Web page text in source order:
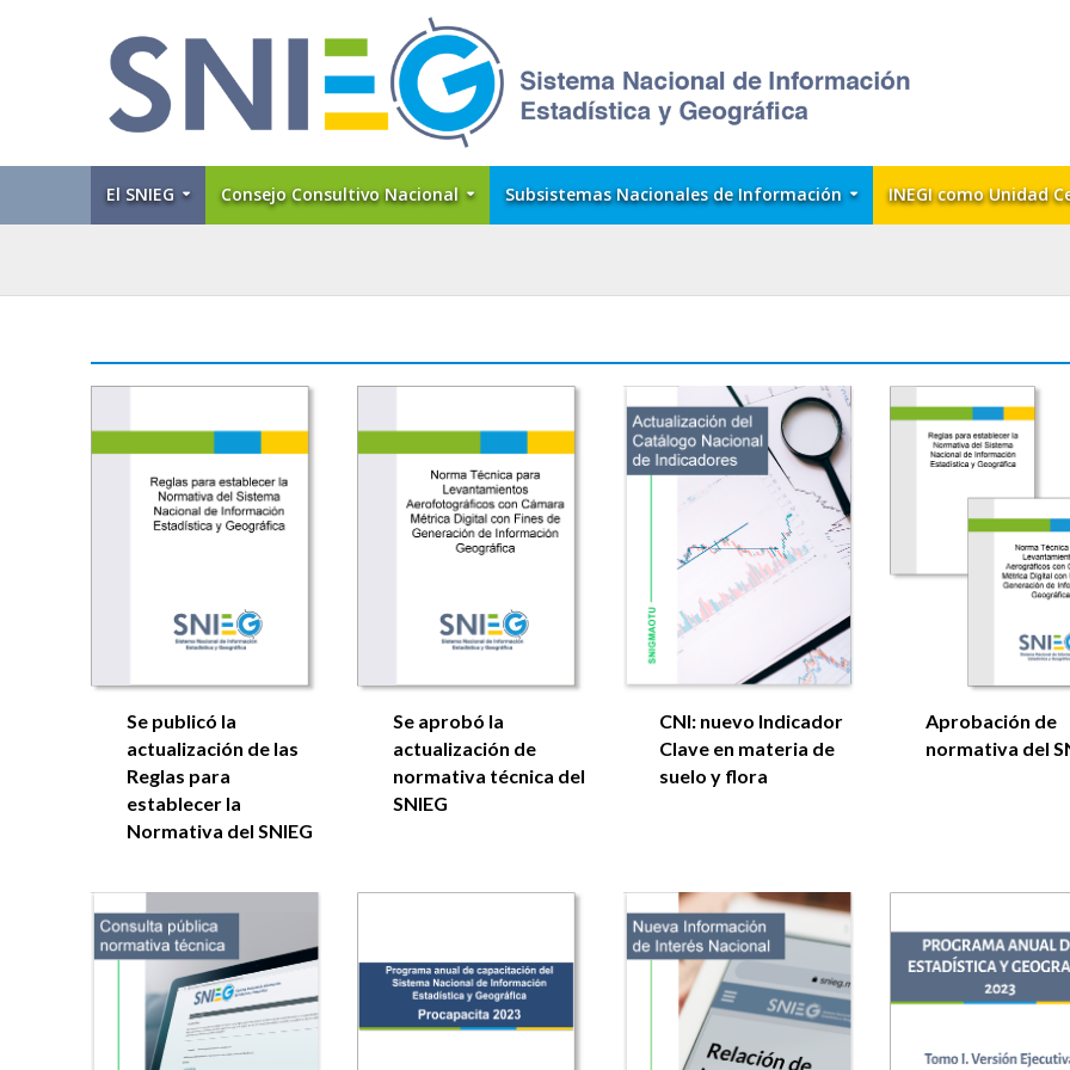
El SNIEG Consejo Consultivo Nacional Subsistemas Nacionales de Información INEGI como Unidad
Se publicó la
actualización de las
Reglas para
establecer la
Normativa del SNIEG
Se aprobó la
actualización de
normativa técnica del
SNIEG
CNI: nuevo Indicador
Clave en materia de
suelo y flora
Aprobación de
normativa del